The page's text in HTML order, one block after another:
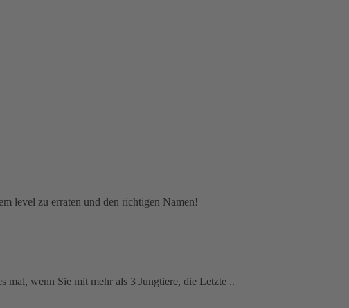
level zu erraten und den richtigen Namen!
mal, wenn Sie mit mehr als 3 Jungtiere, die Letzte ..